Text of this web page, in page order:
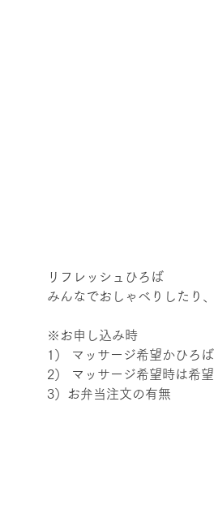
リフレッシュひろば
みんなでおしゃべりしたり
※お申し込み時
1） マッサージ希望かひろ
2） マッサージ希望時は希
3）お弁当注文の有無